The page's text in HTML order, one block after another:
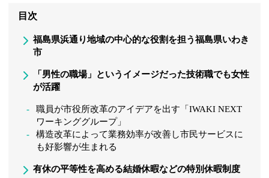
目次
福島県浜通り地域の中心的な役割を担う福島県いわき
市
「男性の職場」というイメージだった技術職でも女性
が活躍
職員が市役所改革のアイデアを出す「IWAKI NEXT
ワーキンググループ」
構造改革によって業務効率が改善し市民サービスに
も好影響が生まれる
有休の平等性を高める結婚休暇などの特別休暇制度